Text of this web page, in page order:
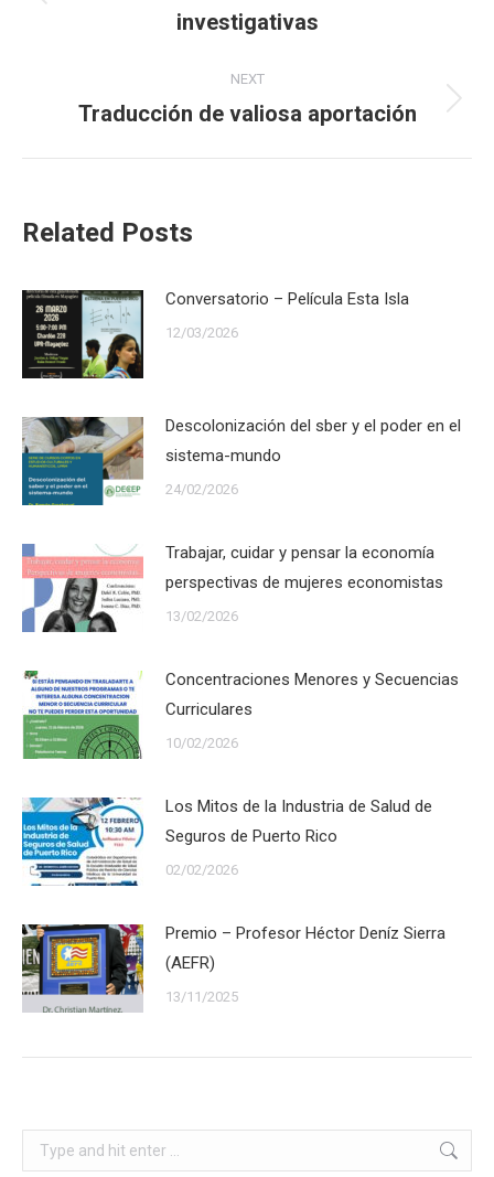
post:
investigativas
NEXT
Next
Traducción de valiosa aportación
Related Posts
Conversatorio – Película Esta Isla
12/03/2026
Descolonización del sber y el poder en el
sistema-mundo
24/02/2026
Trabajar, cuidar y pensar la economía
perspectivas de mujeres economistas
13/02/2026
Concentraciones Menores y Secuencias
Curriculares
10/02/2026
Los Mitos de la Industria de Salud de
Seguros de Puerto Rico
02/02/2026
Premio – Profesor Héctor Deníz Sierra
(AEFR)
13/11/2025
Search: